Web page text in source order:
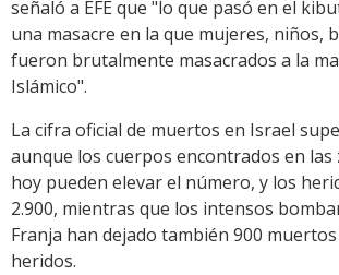
señaló a EFE que "lo que pasó en el
una masacre en la que mujeres, niños,
fueron brutalmente masacrados a la
Islámico".
La cifra oficial de muertos en Israel
aunque los cuerpos encontrados en las
hoy pueden elevar el número, y los
2.900, mientras que los intensos
Franja han dejado también 900 muertos
heridos.